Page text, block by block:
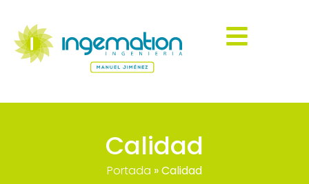
Calidad
Portada »Calidad